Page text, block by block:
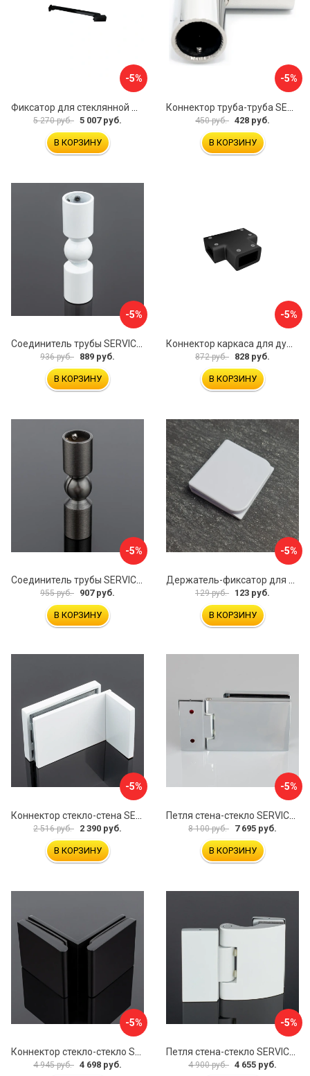
-5%
5 270 руб. 5 007 руб.
В КОРЗИНУ
-5%
450 руб. 428 руб.
В КОРЗИНУ
-5%
936 руб. 889 руб.
В КОРЗИНУ
-5%
872 руб. 828 руб.
В КОРЗИНУ
-5%
955 руб. 907 руб.
В КОРЗИНУ
-5%
129 руб. 123 руб.
В КОРЗИНУ
-5%
Коннектор стекло-стена SERVICE PLUS K02-203WM/sus304
2 516 руб. 2 390 руб.
В КОРЗИНУ
-5%
Петля стена-стекло SERVICE PLUS P03-101CR/brass
8 100 руб. 7 695 руб.
В КОРЗИНУ
-5%
4 945 руб. 4 698 руб.
-5%
4 900 руб. 4 655 руб.